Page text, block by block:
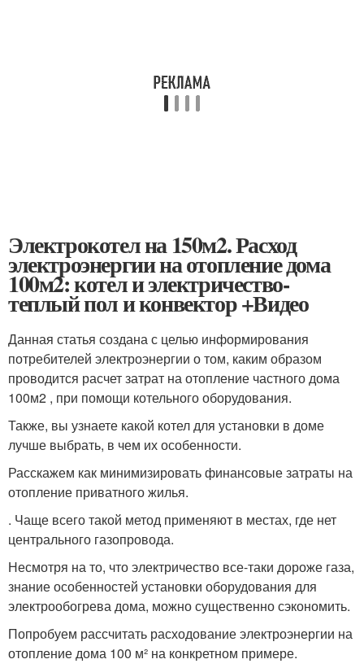
Электрокотел на 150м2. Расход
электроэнергии на отопление дома
100м2: котел и электричество-
теплый пол и конвектор +Видео
Данная статья создана с целью информирования
потребителей электроэнергии о том, каким образом
проводится расчет затрат на отопление частного дома
100м2 , при помощи котельного оборудования.
Также, вы узнаете какой котел для установки в доме
лучше выбрать, в чем их особенности.
Расскажем как минимизировать финансовые затраты на
отопление приватного жилья.
. Чаще всего такой метод применяют в местах, где нет
центрального газопровода.
Несмотря на то, что электричество все-таки дороже газа,
знание особенностей установки оборудования для
электрообогрева дома, можно существенно сэкономить.
Попробуем рассчитать расходование электроэнергии на
отопление дома 100 м² на конкретном примере.